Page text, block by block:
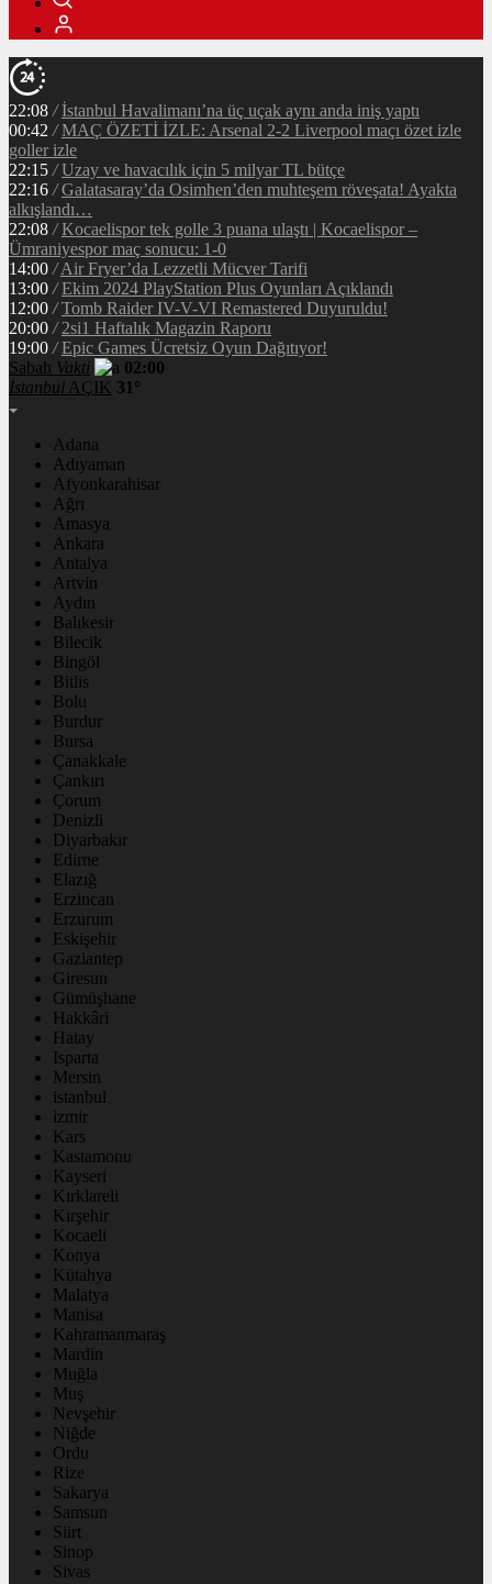
22:08 / İstanbul Havalimanı’na üç uçak aynı anda iniş yaptı
00:42 / MAÇ ÖZETİ İZLE: Arsenal 2-2 Liverpool maçı özet izle
goller izle
22:15 / Uzay ve havacılık için 5 milyar TL bütçe
22:16 / Galatasaray’da Osimhen’den muhteşem röveşata! Ayakta
alkışlandı…
22:08 / Kocaelispor tek golle 3 puana ulaştı | Kocaelispor –
Ümraniyespor maç sonucu: 1-0
14:00 / Air Fryer’da Lezzetli Mücver Tarifi
13:00 / Ekim 2024 PlayStation Plus Oyunları Açıklandı
12:00 / Tomb Raider IV-V-VI Remastered Duyuruldu!
20:00 / 2si1 Haftalık Magazin Raporu
19:00 / Epic Games Ücretsiz Oyun Dağıtıyor!
Sabah Vakti
02:00
İstanbul AÇIK 31°
Adana
Adıyaman
Afyonkarahisar
Ağrı
Amasya
Ankara
Antalya
Artvin
Aydın
Balıkesir
Bilecik
Bingöl
Bitlis
Bolu
Burdur
Bursa
Çanakkale
Çankırı
Çorum
Denizli
Diyarbakır
Edirne
Elazığ
Erzincan
Erzurum
Eskişehir
Gaziantep
Giresun
Gümüşhane
Hakkâri
Hatay
Isparta
Mersin
istanbul
izmir
Kars
Kastamonu
Kayseri
Kırklareli
Kırşehir
Kocaeli
Konya
Kütahya
Malatya
Manisa
Kahramanmaraş
Mardin
Muğla
Muş
Nevşehir
Niğde
Ordu
Rize
Sakarya
Samsun
Siirt
Sinop
Sivas